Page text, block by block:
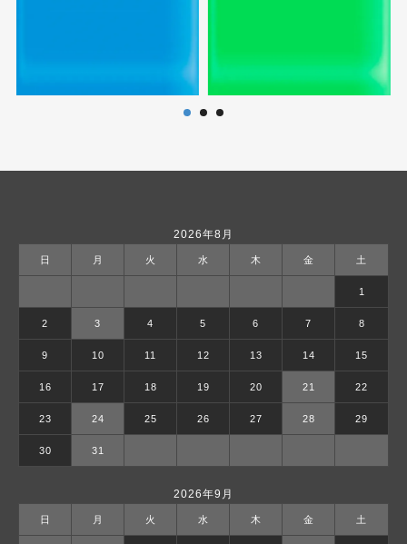
2026年8月
日 月 火 水 木 金 土
1
2 3 4 5 6 7 8
9 10 11 12 13 14 15
16 17 18 19 20 21 22
23 24 25 26 27 28 29
30 31
2026年9月
日 月 火 水 木 金 土